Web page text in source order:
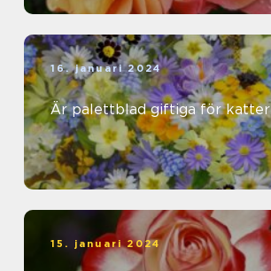
16. januari 2024
Är palettblad giftiga för katter
15. januari 2024